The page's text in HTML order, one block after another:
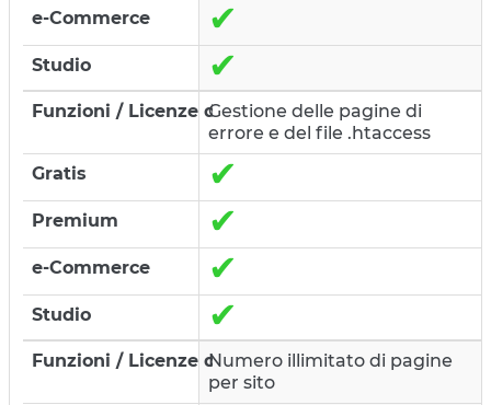
✔
✔
Gestione delle pagine di
errore e del file .htaccess
✔
✔
✔
✔
Numero illimitato di pagine
per sito